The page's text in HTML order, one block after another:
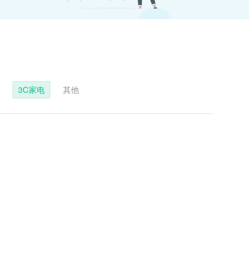
3C家电 其他